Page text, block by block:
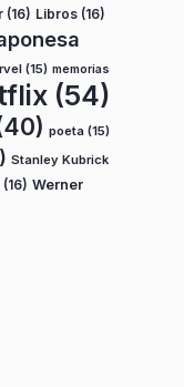
(16) Libros (16)
(15) memorias
(54)
poeta (15)
Stanley Kubrick
(16) Werner